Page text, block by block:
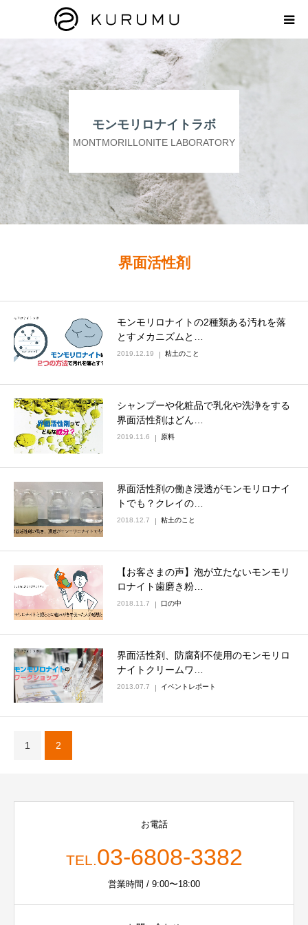
モンモリロナイトラボ
MONTMORILLONITE LABORATORY
界面活性剤
モンモリロナイトの2種類ある汚れを落
とすメカニズムと…
2019.12.19 粘土のこと
シャンプーや化粧品で乳化や洗浄をする
界面活性剤はどん…
2019.11.6 原料
界面活性剤の働き浸透がモンモリロナイ
トでも？クレイの…
2018.12.7 粘土のこと
【お客さまの声】泡が立たないモンモリ
ロナイト歯磨き粉…
2018.11.7 口の中
界面活性剤、防腐剤不使用のモンモリロ
ナイトクリームワ…
2013.07.7 イベントレポート
1 2
お電話
TEL.03-6808-3382
営業時間 / 9:00〜18:00
HOME
ABOUT
プロダクト
モンモリロナイトラボ
お知らせ